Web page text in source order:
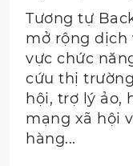
Tương tự
mở rộng dịch
vực chức
cứu thị
hội, trợ lý ảo,
mạng xã hội
hàng...